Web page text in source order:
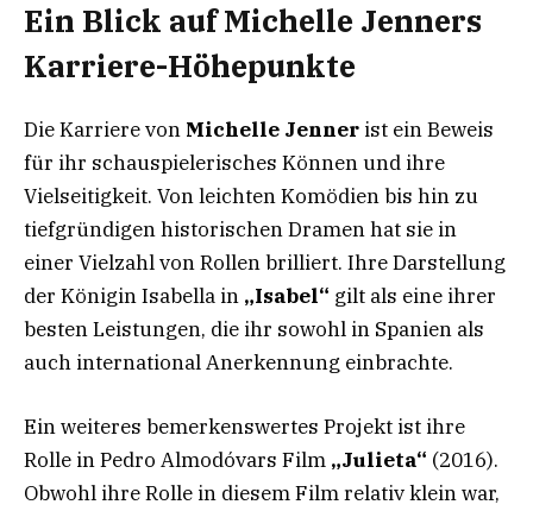
Ein Blick auf Michelle Jenners
Karriere-Höhepunkte
Die Karriere von Michelle Jenner ist ein Beweis
für ihr schauspielerisches Können und ihre
Vielseitigkeit. Von leichten Komödien bis hin zu
tiefgründigen historischen Dramen hat sie in
einer Vielzahl von Rollen brilliert. Ihre Darstellung
der Königin Isabella in „Isabel“ gilt als eine ihrer
besten Leistungen, die ihr sowohl in Spanien als
auch international Anerkennung einbrachte.
Ein weiteres bemerkenswertes Projekt ist ihre
Rolle in Pedro Almodóvars Film „Julieta“ (2016).
Obwohl ihre Rolle in diesem Film relativ klein war,